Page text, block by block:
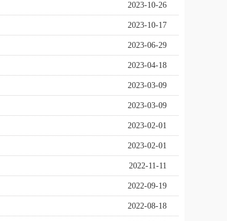
2023-10-26
2023-10-17
2023-06-29
2023-04-18
2023-03-09
2023-03-09
2023-02-01
2023-02-01
2022-11-11
2022-09-19
2022-08-18